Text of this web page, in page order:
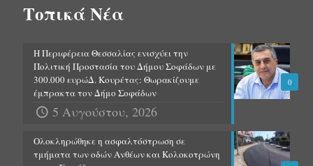
Τοπικά Νέα
0
Η Περιφέρεια Θεσσαλίας ενισχύει την
Πολιτική Προστασία του Δήμου Σοφάδων με
300.000 ευρώΔ. Κουρέτας: Θωρακίζουμε
έμπρακτα τον Δήμο Σοφάδων
5 Αυγούστου, 2026
Ολοκληρώθηκε η ασφαλτόστρωση σε
τμήματα των οδών Ανθέων και Κολοκοτρώνη